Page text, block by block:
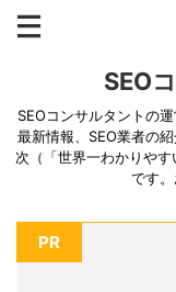
SEO
SEOコンサルタントの
最新情報、SEO業者の
次（「世界一わかりやす
です。
PR